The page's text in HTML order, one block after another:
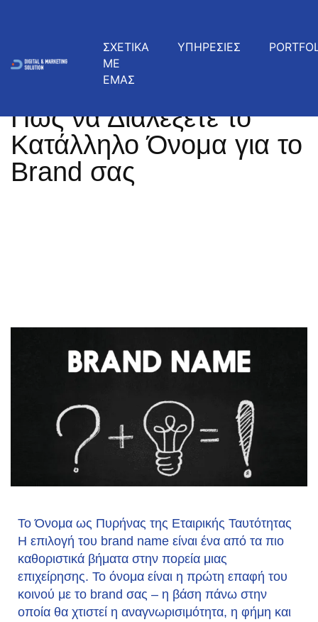
ΣΧΕΤΙΚΑ
ΜΕ
ΕΜΑΣ
ΥΠΗΡΕΣΙΕΣ
Πώς να Διαλέξετε το
Κατάλληλο Όνομα για το
Brand σας
Το Όνομα ως Πυρήνας της Εταιρικής Ταυτότητας
Η επιλογή του brand name είναι ένα από τα πιο
καθοριστικά βήματα στην πορεία μιας
επιχείρησης. Το όνομα είναι η πρώτη επαφή του
κοινού με το brand σας – η βάση πάνω στην
οποία θα χτιστεί η αναγνωρισιμότητα, η φήμη και